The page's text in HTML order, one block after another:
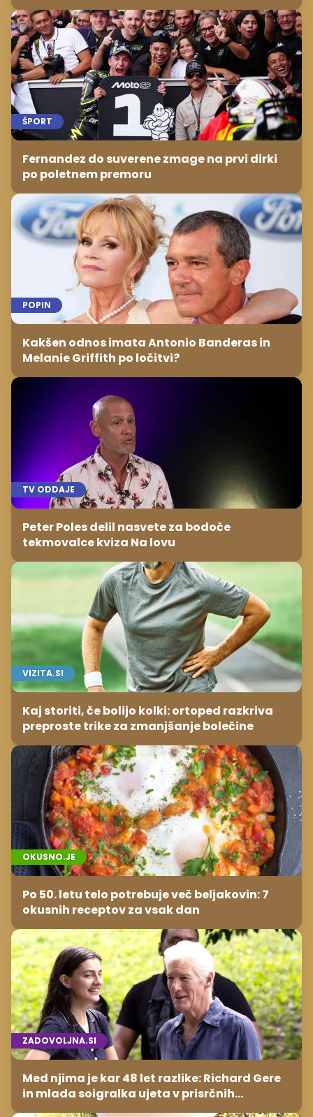
ŠPORT
Fernandez do suverene zmage na prvi dirki
po poletnem premoru
POPIN
Kakšen odnos imata Antonio Banderas in
Melanie Griffith po ločitvi?
TV ODDAJE
Peter Poles delil nasvete za bodoče
tekmovalce kviza Na lovu
VIZITA.SI
Kaj storiti, če bolijo kolki: ortoped razkriva
preproste trike za zmanjšanje bolečine
OKUSNO.JE
Po 50. letu telo potrebuje več beljakovin: 7
okusnih receptov za vsak dan
ZADOVOLJNA.SI
Med njima je kar 48 let razlike: Richard Gere
in mlada soigralka ujeta v prisrčnih
trenutkih